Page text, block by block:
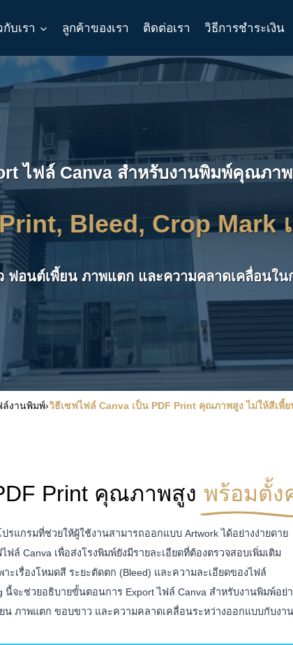
กับเรา ลูกค้าของเรา ติดต่อเรา วิธีการชำระเงิน
ไฟล์ Canva สำหรับงานพิมพ์คุณภา
Bleed, Crop Mark
อนต์เพี้ยน ภาพแตก และความคลาดเคลื่อนใน
ล์งานพิมพ์›วิธีเซฟไฟล์ Canva เป็น PDF Print คุณภาพสูง ไม่ให้สีเพี้
Print คุณภาพสูง พร้อมตั้ง
ปรแกรมที่ช่วยให้ผู้ใช้งานสามารถออกแบบ Artwork ได้อย่างง่ายดาย
ฟล์ Canva เพื่อส่งโรงพิมพ์ยังมีรายละเอียดที่ต้องตรวจสอบเพิ่มเติม
าะเรื่องโหมดสี ระยะตัดตก (Bleed) และความละเอียดของไฟล์
นี้จะช่วยอธิบายขั้นตอนการ Export ไฟล์ Canva สำหรับงานพิมพ์อย่
น ภาพแตก ขอบขาว และความคลาดเคลื่อนระหว่างออกแบบกับงา